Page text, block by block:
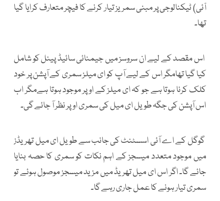
آئی) ٹیکنالوجی پر مبنی سمریز تیار کرنے کا فیچر متعارف کرایا گیا
تھا۔
اس مقصد کے لیے ان سروسز میں جیمنائی سائیڈ پینل کو شامل
کیا گیا تھامگر اس کے لیے آپ کو ای میلز سمری کے آپشن پر خود
کلک کرنا ہوتا ہے جو کہ ای میلز کے اوپر موجود ہوتا ہےمگر اب
اس آپشن کی جگہ طویل ای میل کی سمری اوپر نظر آ جائے گی۔
گوگل کے اے آئی اسسٹنٹ کی جانب سے طویل ای میل تھریڈز
میں موجود متعدد میسجز کے اہم نکات کو سمری کا حصہ بنایا
جائے گا۔ اگر اس ای میل تھریڈ میں مزید میسجز موصول ہوئے تو
سمری تیار ہونے کا عمل جاری رہے گا۔